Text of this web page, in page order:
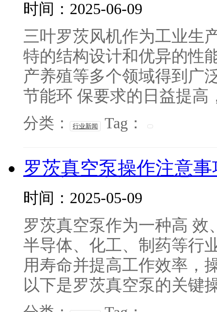
时间：2025-06-09
三叶罗茨风机作为工业生
特的结构设计和优异的性
产养殖等多个领域得到广
节能环 保要求的日益提高
分类： 行业新闻 Tag：
罗茨真空泵操作注意事
时间：2025-05-09
罗茨真空泵作为一种高
半导体、化工、制药等行
用寿命并提高工作效率，
以下是罗茨真空泵的关键